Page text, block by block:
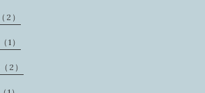
）
）
2）